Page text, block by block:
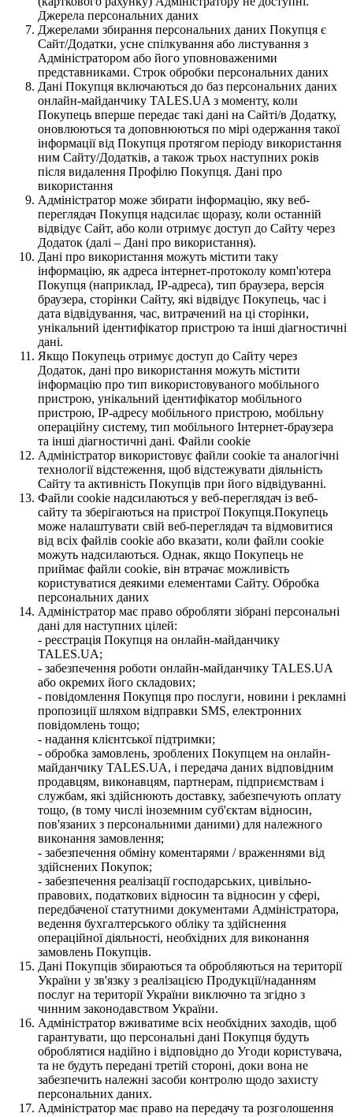
Джерела персональних даних
Джерелами збирання персональних даних Покупця є
Сайт/Додатки, усне спілкування або листування з
Адміністратором або його уповноваженими
представниками. Строк обробки персональних даних
Дані Покупця включаються до баз персональних даних
онлайн-майданчику TALES.UA з моменту, коли
Покупець вперше передає такі дані на Сайті/в Додатку,
оновлюються та доповнюються по мірі одержання такої
інформації від Покупця протягом періоду використання
ним Сайту/Додатків, а також трьох наступних років
після видалення Профілю Покупця. Дані про
використання
Адміністратор може збирати інформацію, яку веб-
переглядач Покупця надсилає щоразу, коли останній
відвідує Сайт, або коли отримує доступ до Сайту через
Додаток (далі – Дані про використання).
Дані про використання можуть містити таку
інформацію, як адреса інтернет-протоколу комп'ютера
Покупця (наприклад, IP-адреса), тип браузера, версія
браузера, сторінки Сайту, які відвідує Покупець, час і
дата відвідування, час, витрачений на ці сторінки,
унікальний ідентифікатор пристрою та інші діагностичні
дані.
Якщо Покупець отримує доступ до Сайту через
Додаток, дані про використання можуть містити
інформацію про тип використовуваного мобільного
пристрою, унікальний ідентифікатор мобільного
пристрою, IP-адресу мобільного пристрою, мобільну
операційну систему, тип мобільного Інтернет-браузера
та інші діагностичні дані. Файли cookie
Адміністратор використовує файли cookie та аналогічні
технології відстеження, щоб відстежувати діяльність
Сайту та активність Покупців при його відвідуванні.
Файли cookie надсилаються у веб-переглядач із веб-
сайту та зберігаються на пристрої Покупця.Покупець
може налаштувати свій веб-переглядач та відмовитися
від всіх файлів cookie або вказати, коли файли cookie
можуть надсилаються. Однак, якщо Покупець не
приймає файли cookie, він втрачає можливість
користуватися деякими елементами Сайту. Обробка
персональних даних
Адміністратор має право обробляти зібрані персональні
дані для наступних цілей:
- реєстрація Покупця на онлайн-майданчику
TALES.UA;
- забезпечення роботи онлайн-майданчику TALES.UA
або окремих його складових;
- повідомлення Покупця про послуги, новини і рекламні
пропозиції шляхом відправки SMS, електронних
повідомлень тощо;
- надання клієнтської підтримки;
- обробка замовлень, зроблених Покупцем на онлайн-
майданчику TALES.UA, і передача даних відповідним
продавцям, виконавцям, партнерам, підприємствам і
службам, які здійснюють доставку, забезпечують оплату
тощо, (в тому числі іноземним суб'єктам відносин,
пов'язаних з персональними даними) для належного
виконання замовлення;
- забезпечення обміну коментарями / враженнями від
здійснених Покупок;
- забезпечення реалізації господарських, цивільно-
правових, податкових відносин та відносин у сфері,
передбаченої статутними документами Адміністратора,
ведення бухгалтерського обліку та здійснення
операційної діяльності, необхідних для виконання
замовлень Покупців.
Дані Покупців збираються та обробляються на території
України у зв'язку з реалізацією Продукції/наданням
послуг на території України виключно та згідно з
чинним законодавством України.
Адміністратор вживатиме всіх необхідних заходів, щоб
гарантувати, що персональні дані Покупця будуть
оброблятися надійно і відповідно до Угоди користувача,
та не будуть передані третій стороні, доки вона не
забезпечить належні засоби контролю щодо захисту
персональних даних.
Адміністратор має право на передачу та розголошення